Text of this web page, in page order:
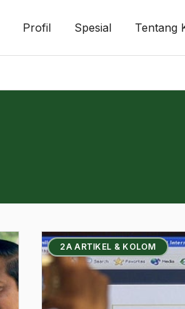
Profil Spesial Tentang
2A ARTIKEL & KOLOM